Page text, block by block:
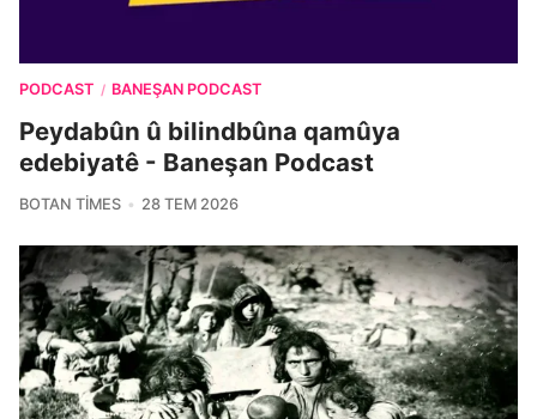
PODCAST / BANEŞAN PODCAST
Peydabûn û bilindbûna qamûya
edebiyatê - Baneşan Podcast
BOTAN TIMES 28 TEM 2026